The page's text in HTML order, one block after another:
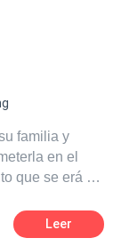
familia y
en el
que se erá su
profundo
Leer